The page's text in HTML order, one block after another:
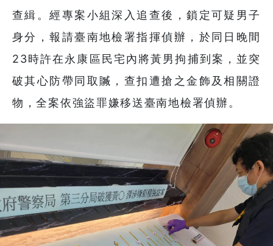
查緝。經專案小組深入追查後，鎖定可疑男子
身分，報請臺南地檢署指揮偵辦，於同日晚間
23時許在永康區民宅內將黃男拘捕到案，並突
破其心防帶同取贓，查扣遭搶之金飾及相關證
物，全案依強盜罪嫌移送臺南地檢署偵辦。